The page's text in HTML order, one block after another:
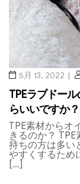
5月 13, 2022
TPEラブドー
らいいですか？
TPE素材からオ
きるのか？
持ちの方は多い
やすくするため
[…]